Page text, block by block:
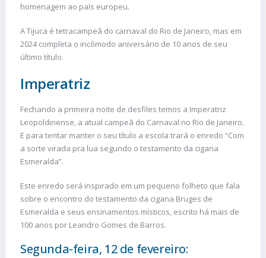
homenagem ao país europeu.
A Tijuca é tetracampeã do carnaval do Rio de Janeiro, mas em
2024 completa o incômodo aniversário de 10 anos de seu
último título.
Imperatriz
Fechando a primeira noite de desfiles temos a Imperatriz
Leopoldinense, a atual campeã do Carnaval no Rio de Janeiro.
E para tentar manter o seu título a escola trará o enredo “Com
a sorte virada pra lua segundo o testamento da cigana
Esmeralda”.
Este enredo será inspirado em um pequeno folheto que fala
sobre o encontro do testamento da cigana Bruges de
Esmeralda e seus ensinamentos místicos, escrito há mais de
100 anos por Leandro Gomes de Barros.
Segunda-feira, 12 de fevereiro: